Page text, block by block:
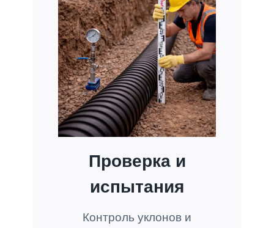
Проверка и
испытания
Контроль уклонов и